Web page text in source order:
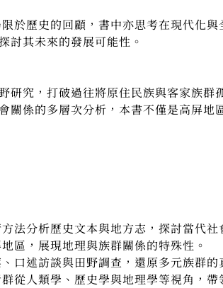
於歷史的回顧，書中亦思考在現代化
討其未來的發展可能性。
研究，打破過往將原住民族與客家族群
關係的多層次分析，本書不僅是高屏地
分析歷史文本與地方志，探討當代社
區，展現地理與族群關係的特殊性。
述訪談與田野調查，還原多元族群的
從人類學、歷史學與地理學等視角，帶